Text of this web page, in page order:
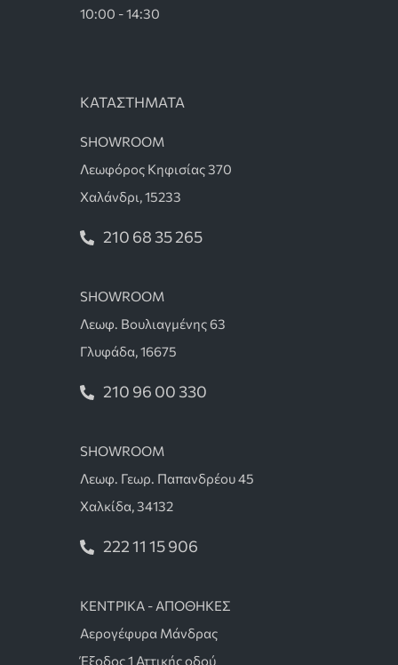
ΚΑΤΑΣΤΗΜΑΤΑ
SHOWROOM
Λεωφόρος Κηφισίας 370
Χαλάνδρι, 15233
210 68 35 265
SHOWROOM
Λεωφ. Βουλιαγμένης 63
Γλυφάδα, 16675
210 96 00 330
SHOWROOM
Λεωφ. Γεωρ. Παπανδρέου 45
Χαλκίδα, 34132
222 11 15 906
ΚΕΝΤΡΙΚΑ - ΑΠΟΘΗΚΕΣ
Αερογέφυρα Μάνδρας
Έξοδος 1 Αττικής οδού
10:00 - 14:30